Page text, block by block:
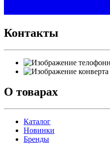
Контакты
О товарах
Каталог
Новинки
Бренды